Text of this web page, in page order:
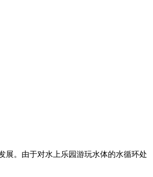
展。由于对水上乐园游玩水体的水循环处